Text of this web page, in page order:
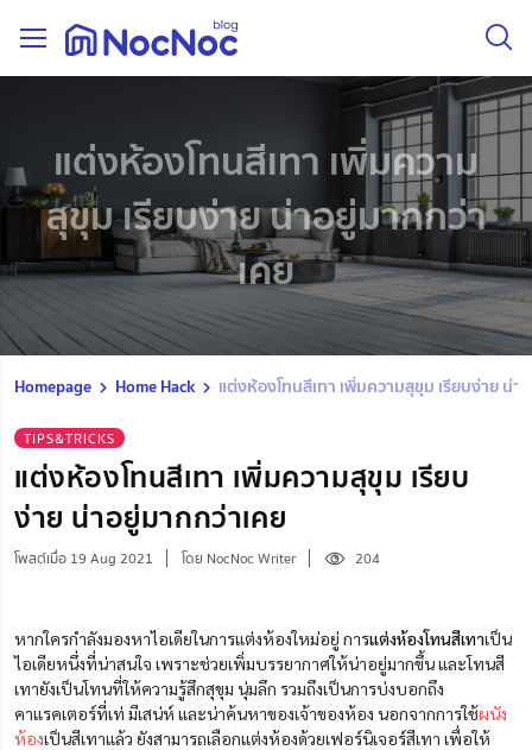
แต่งห้องโทนสีเทา เพิ่มความ
สุขุม เรียบง่าย น่าอยู่มากกว่า
เคย
Homepage Home Hack แต่งห้องโทนสีเทา เพิ่มความสุขุม เรียบง่าย น่า
TIPS&TRICKS
แต่งห้องโทนสีเทา เพิ่มความสุขุม เรียบ
ง่าย น่าอยู่มากกว่าเคย
โพสต์เมื่อ 19 Aug 2021 โดย NocNoc Writer 204
หากใครกำลังมองหาไอเดียในการแต่งห้องใหม่อยู่ การแต่งห้องโทนสีเทาเป็น
ไอเดียหนึ่งที่น่าสนใจ เพราะช่วยเพิ่มบรรยากาศให้น่าอยู่มากขึ้น และโทนสี
เทายังเป็นโทนที่ให้ความรู้สึกสุขุม นุ่มลึก รวมถึงเป็นการบ่งบอกถึง
คาแรคเตอร์ที่เท่ มีเสน่ห์ และน่าค้นหาของเจ้าของห้อง นอกจากการใช้ผนัง
ห้องเป็นสีเทาแล้ว ยังสามารถเลือกแต่งห้องด้วยเฟอร์นิเจอร์สีเทา เพื่อให้